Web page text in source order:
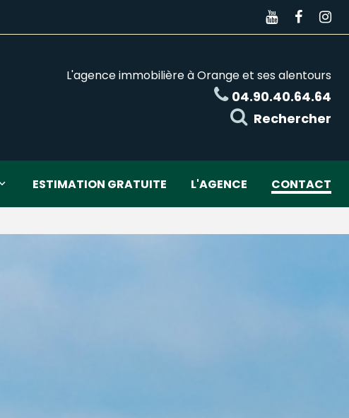
L'agence immobilière à Orange et ses alentours
04.90.40.64.64
Rechercher
ESTIMATION GRATUITE L'AGENCE CONTACT